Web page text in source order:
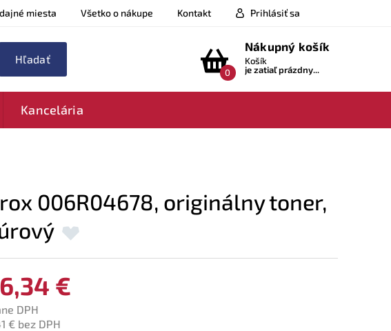
miesta Všetko o nákupe Kontakt Prihlásiť sa
0
Nákupný košík
Košík
je zatiaľ prázdny...
Kancelária
006R04678, originálny toner,
€
DPH
€ bez DPH